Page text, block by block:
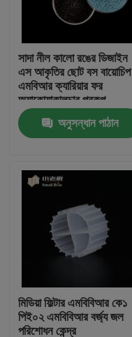
আমাদের সম্পর্কে
কারখানা ভ্রমণ
মান নিয়ন্ত্রণ
উদ্ধৃতির জন্য আবেদন
এমবিবিআর ফিল্টার মিডিয়া
এমবিবিআর বায়ো মিডিয়া
সাদা নীল কালো রঙের ডিজাইন
এস আকৃতির ছোট বস বায়োচিপ
এমবিআর ক্যারিয়ার ফর
অ্যাকোয়াকালচার প্রকল্প
অনুসন্ধান পাঠান
মিডিয়া ফিল্টার এমবিবিআর কে১
পিই০২ এমবিবিআর বর্জ্য জল
পরিশোধন কেন্দ্র